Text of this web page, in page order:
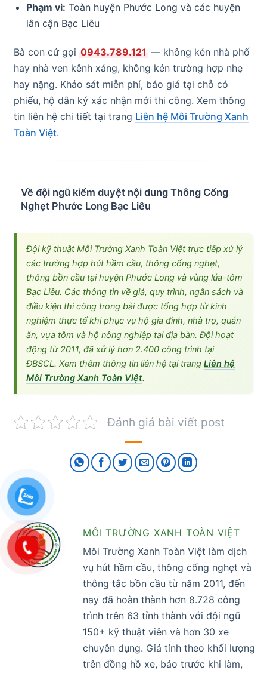
Phạm vi: Toàn huyện Phước Long và các huyện
lân cận Bạc Liêu
Bà con cứ gọi 0943.789.121 — không kén nhà phố
hay nhà ven kênh xáng, không kén trường hợp nhẹ
hay nặng. Khảo sát miễn phí, báo giá tại chỗ có
phiếu, hộ dân ký xác nhận mới thi công. Xem thông
tin liên hệ chi tiết tại trang Liên hệ Môi Trường Xanh
Toàn Việt.
Về đội ngũ kiểm duyệt nội dung Thông Cống
Nghẹt Phước Long Bạc Liêu
Đội kỹ thuật Môi Trường Xanh Toàn Việt trực tiếp xử lý
các trường hợp hút hầm cầu, thông cống nghẹt,
thông bồn cầu tại huyện Phước Long và vùng lúa-tôm
Bạc Liêu. Các thông tin về giá, quy trình, ngân sách và
điều kiện thi công trong bài được tổng hợp từ kinh
nghiệm thực tế khi phục vụ hộ gia đình, nhà trọ, quán
ăn, vựa tôm và hộ nông nghiệp tại địa bàn. Đội hoạt
động từ 2011, đã xử lý hơn 2.400 công trình tại
ĐBSCL. Xem thêm thông tin liên hệ tại trang Liên hệ
Môi Trường Xanh Toàn Việt.
Đánh giá bài viết post
MÔI TRƯỜNG XANH TOÀN VIỆT
Môi Trường Xanh Toàn Việt làm dịch
vụ hút hầm cầu, thông cống nghẹt và
thông tắc bồn cầu từ năm 2011, đến
nay đã hoàn thành hơn 8.728 công
trình trên 63 tỉnh thành với đội ngũ
150+ kỹ thuật viên và hơn 30 xe
chuyên dụng. Giá tính theo khối lượng
trên đồng hồ xe, báo trước khi làm,